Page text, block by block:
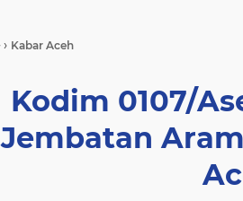
› Kabar Aceh
Kodim 0107/
Jembatan